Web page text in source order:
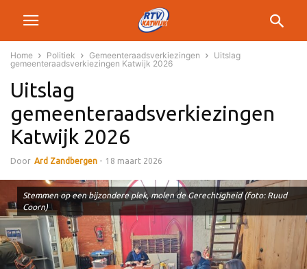
Home Politiek Gemeenteraadsverkiezingen
Uitslag
gemeenteraadsverkiezingen Katwijk 2026
Uitslag
gemeenteraadsverkiezingen
Katwijk 2026
Door Ard Zandbergen - 18 maart 2026
Stemmen op een bijzondere plek, molen de Gerechtigheid (foto: Ruud
Coorn)